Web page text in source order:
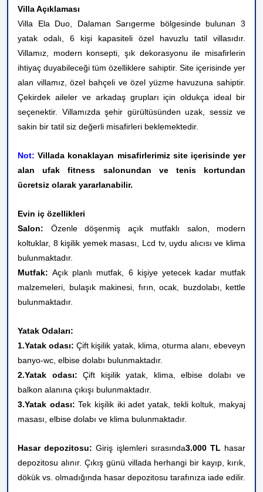
Villa Açıklaması
Villa Ela Duo, Dalaman Sarıgerme bölgesinde bulunan 3
yatak odalı, 6 kişi kapasiteli özel havuzlu tatil villasıdır.
Villamız, modern konsepti, şık dekorasyonu ile misafirlerin
ihtiyaç duyabileceği tüm özelliklere sahiptir. Site içerisinde yer
alan villamız, özel bahçeli ve özel yüzme havuzuna sahiptir.
Çekirdek aileler ve arkadaş grupları için oldukça ideal bir
seçenektir. Villamızda şehir gürültüsünden uzak, sessiz ve
sakin bir tatil siz değerli misafirleri beklemektedir.
Not: Villada konaklayan misafirlerimiz site içerisinde yer
alan ufak fitness salonundan ve tenis kortundan
ücretsiz olarak yararlanabilir.
Evin iç özellikleri
Salon: Özenle döşenmiş açık mutfaklı salon, modern
koltuklar, 8 kişilik yemek masası, Lcd tv, uydu alıcısı ve klima
bulunmaktadır.
Mutfak: Açık planlı mutfak, 6 kişiye yetecek kadar mutfak
malzemeleri, bulaşık makinesi, fırın, ocak, buzdolabı, kettle
bulunmaktadır.
Yatak Odaları:
1.Yatak odası:Çift kişilik yatak, klima, oturma alanı, ebeveyn
banyo-wc, elbise dolabı bulunmaktadır.
2.Yatak odası: Çift kişilik yatak, klima, elbise dolabı ve
balkon alanına çıkışı bulunmaktadır.
3.Yatak odası:Tek kişilik iki adet yatak, tekli koltuk, makyaj
masası, elbise dolabı ve klima bulunmaktadır.
Hasar depozitosu: Giriş işlemleri sırasında3.000 TL hasar
depozitosu alınır. Çıkış günü villada herhangi bir kayıp, kırık,
dökük vs. olmadığında hasar depozitosu tarafınıza iade edilir.